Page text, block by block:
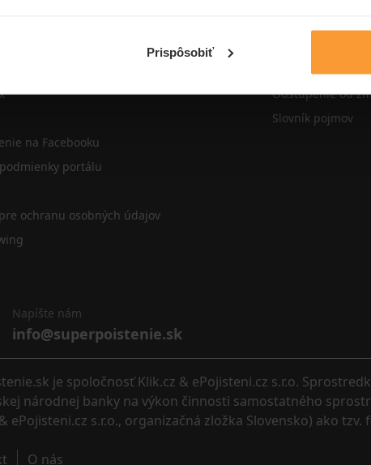
Prispôsobiť
na Facebooku
portálu
ochranu osobných údajov
Poisťovne
Odstúpenie od
Slovník pojmov
Napíšte nám
info@superpoistenie.sk
je spoločnosť Klik.cz & ePojisteni.cz s.r.o.
národnej banky na výkon činnosti samostatného
s.r.o., organizačná zložka Slovensko) ako
O nás